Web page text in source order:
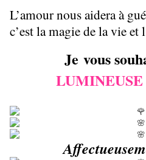
L’amour nous aidera à
c’est la magie de la vie et
Je vous